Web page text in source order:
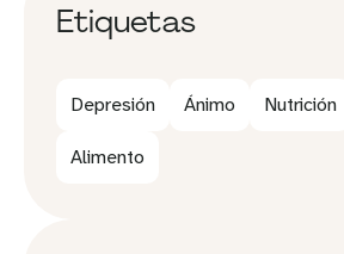
Etiquetas
Depresión Ánimo Nutrición
Alimento